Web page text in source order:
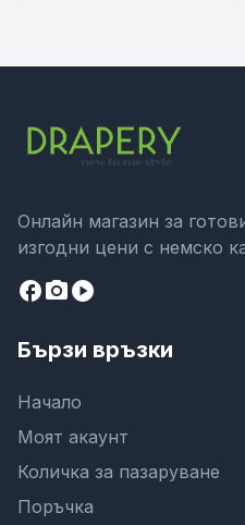
Онлайн магазин за
изгодни цени с немско
facebookcamera_altplay_circle
Бързи връзки
Начало
Моят акаунт
Количка за пазаруване
Поръчка